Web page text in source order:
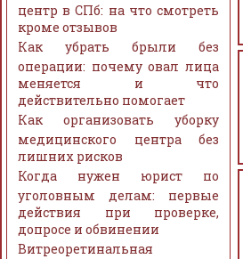
центр в СПб: на что смотреть
кроме отзывов
Как убрать брыли без
операции: почему овал лица
меняется и что
действительно помогает
Как организовать уборку
медицинского центра без
лишних рисков
Когда нужен юрист по
уголовным делам: первые
действия при проверке,
допросе и обвинении
Витреоретинальная